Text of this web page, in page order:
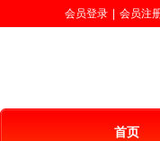
会员登录 会员注
首页